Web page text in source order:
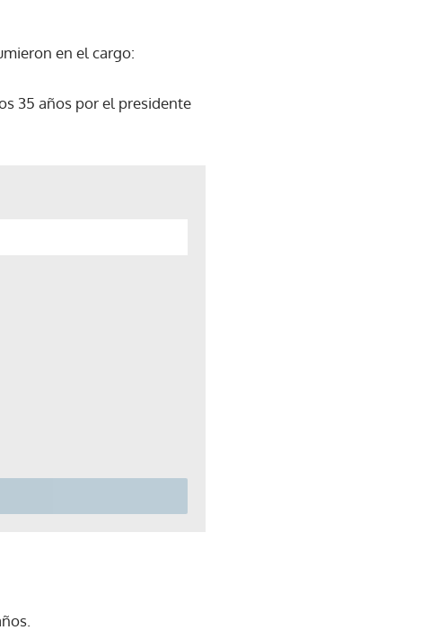
en el cargo:
35 años por el presidente